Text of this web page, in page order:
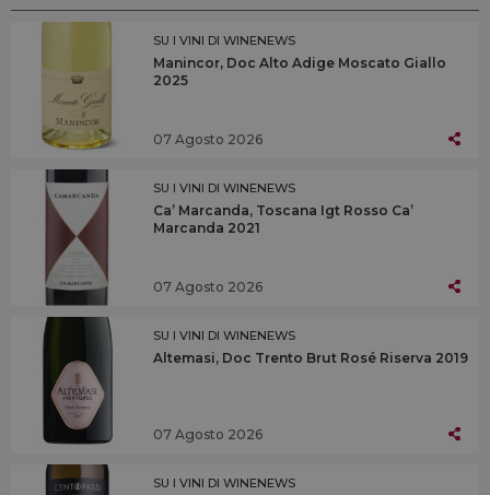
SU I VINI DI WINENEWS
Manincor, Doc Alto Adige Moscato Giallo
2025
07 Agosto 2026
SU I VINI DI WINENEWS
Ca’ Marcanda, Toscana Igt Rosso Ca’
Marcanda 2021
07 Agosto 2026
SU I VINI DI WINENEWS
Altemasi, Doc Trento Brut Rosé Riserva 2019
07 Agosto 2026
SU I VINI DI WINENEWS